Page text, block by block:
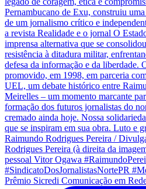
Prêmio Sicredi Comunicação em